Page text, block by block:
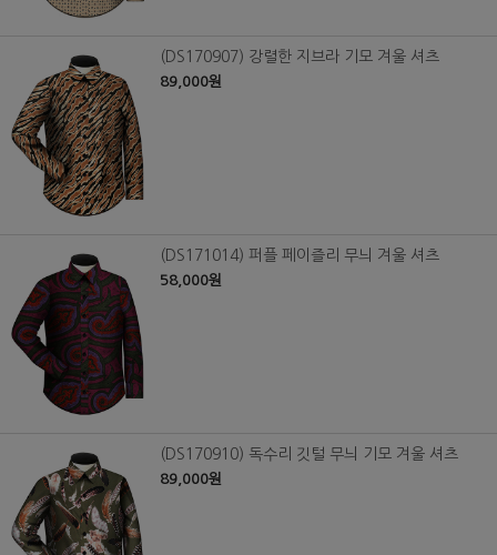
(DS170907) 강렬한 지브라 기모 겨울 셔츠
89,000원
(DS171014) 퍼플 페이즐리 무늬 겨울 셔츠
58,000원
(DS170910) 독수리 깃털 무늬 기모 겨울 셔츠
89,000원